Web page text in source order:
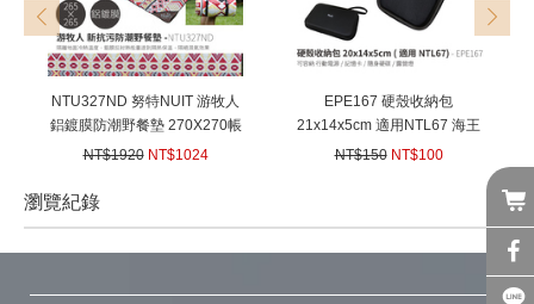
NTU327ND 努特NUIT 游牧人
鋁鍍膜防潮野餐墊 270X270帳
棚內墊 防潮地墊 沙灘墊 戶外
NT$1920 NT$1024
EPE167 硬殼收納包
21x14x5cm 適用NTL67 海王
星露營燈 置物盒 收納盒 防壓
NT$150 NT$100
prev next
瀏覽紀錄
prev
next